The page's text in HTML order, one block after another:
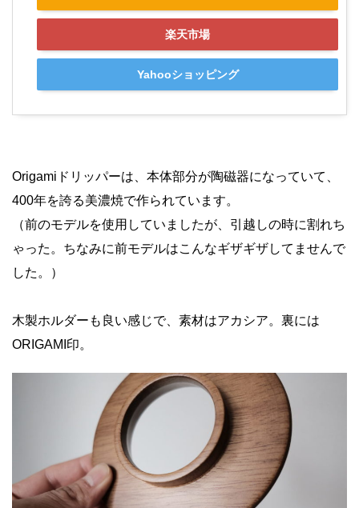
楽天市場
Yahooショッピング
Origamiドリッパーは、本体部分が陶磁器になっていて、
400年を誇る美濃焼で作られています。
（前のモデルを使用していましたが、引越しの時に割れち
ゃった。ちなみに前モデルはこんなギザギザしてませんで
した。）
木製ホルダーも良い感じで、素材はアカシア。裏には
ORIGAMI印。